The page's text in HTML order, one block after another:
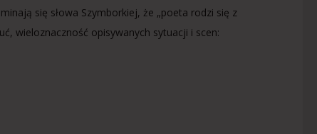
się słowa Szymborkiej, że „poeta rodzi się z
wieloznaczność opisywanych sytuacji i scen: